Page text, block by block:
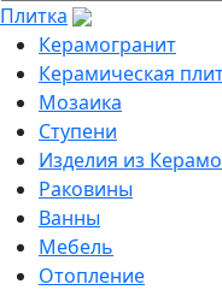
Плитка
Керамогранит
Керамическая
Мозаика
Ступени
Изделия из
Раковины
Ванны
Мебель
Отопление